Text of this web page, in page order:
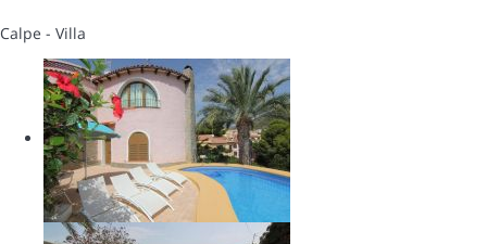
Calpe - Villa